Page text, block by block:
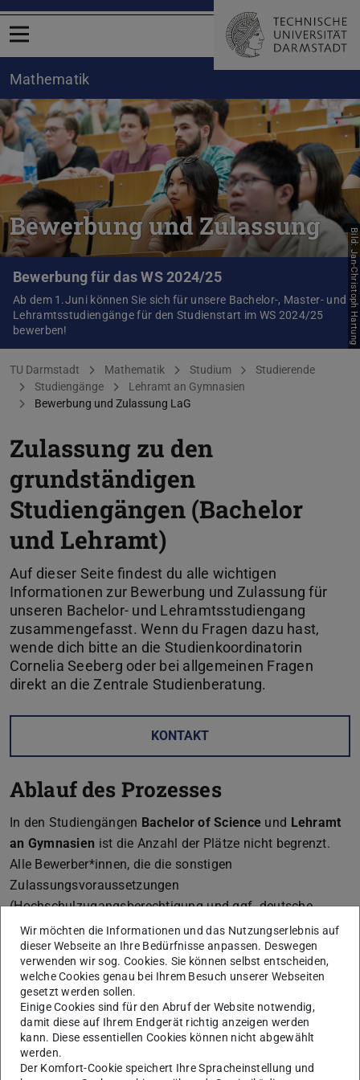
Menü öffnen
Mathematik
Bewerbung und Zulassung
Bewerbung für das WS 2024/25
Ab dem 1.Juni können Sie sich für unsere Bachelor-, Master- und
Lehramtsstudiengänge für den Studienstart im WS 2024/25
bewerben!
Bild: Jan-Christoph Hartung
Sie befinden sich hier:
TU Darmstadt Mathematik Studium
Studierende
Studiengänge
Lehramt an Gymnasien
Bewerbung und Zulassung LaG
Zulassung zu den
grundständigen
Studiengängen (Bachelor
und Lehramt)
Auf dieser Seite findest du alle wichtigen
Informationen zur Bewerbung und Zulassung für
unseren Bachelor- und Lehramtsstudiengang
zusammengefasst. Wenn du Fragen dazu hast,
wende dich bitte an die Studienkoordinatorin
Cornelia Seeberg oder bei allgemeinen Fragen
direkt an die Zentrale Studienberatung.
KONTAKT
Ablauf des Prozesses
In den Studiengängen Bachelor of Science und Lehramt
an Gymnasien ist die Anzahl der Plätze nicht begrenzt.
Alle Bewerber*innen, die die sonstigen
Zulassungsvoraussetzungen
(Hochschulzugangsberechtigung und ggf. deutsche
Sprachkenntnisse) erfüllen, erhalten eine Zulassung.
Detaillierter Ablauf des Verfahrens
Bewirb dich online vom 1. Juni bis 31. August.
Damit genug Zeit für die Immatrikulation und z.B.
deiner Wohnungssuche bleibt,bewirb dich bitte so früh
wie möglich.
Sobald du die Online-Bewerbung abgeschlossen hast,
Wir möchten die Informationen und das Nutzungserlebnis auf
dieser Webseite an Ihre Bedürfnisse anpassen. Deswegen
verwenden wir sog. Cookies. Sie können selbst entscheiden,
welche Cookies genau bei Ihrem Besuch unserer Webseiten
gesetzt werden sollen.
Einige Cookies sind für den Abruf der Website notwendig,
damit diese auf Ihrem Endgerät richtig anzeigen werden
kann. Diese essentiellen Cookies können nicht abgewählt
werden.
Der Komfort-Cookie speichert Ihre Spracheinstellung und